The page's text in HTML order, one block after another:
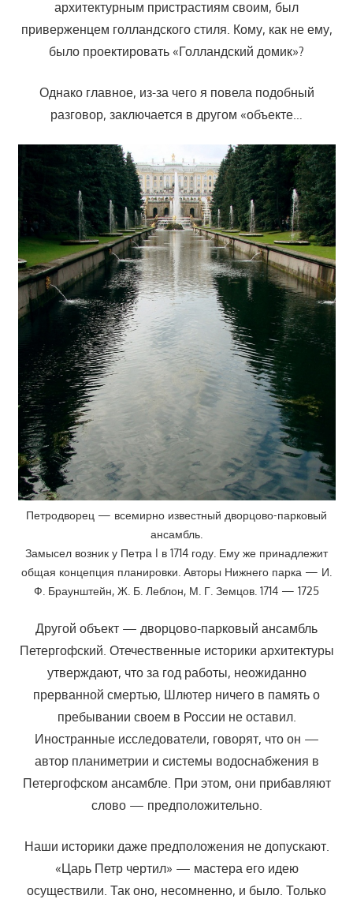
архитектурным пристрастиям своим, был
приверженцем голландского стиля. Кому, как не ему,
было проектировать «Голландский домик»?
Однако главное, из-за чего я повела подобный
разговор, заключается в другом «объекте…
Петродворец — всемирно известный дворцово-парковый
ансамбль.
Замысел возник у Петра I в 1714 году. Ему же принадлежит
общая концепция планировки. Авторы Нижнего парка — И.
Ф. Браунштейн, Ж. Б. Леблон, М. Г. Земцов. 1714 — 1725
Другой объект — дворцово-парковый ансамбль
Петергофский. Отечественные историки архитектуры
утверждают, что за год работы, неожиданно
прерванной смертью, Шлютер ничего в память о
пребывании своем в России не оставил.
Иностранные исследователи, говорят, что он —
автор планиметрии и системы водоснабжения в
Петергофском ансамбле. При этом, они прибавляют
слово — предположительно.
Наши историки даже предположения не допускают.
«Царь Петр чертил» — мастера его идею
осуществили. Так оно, несомненно, и было. Только